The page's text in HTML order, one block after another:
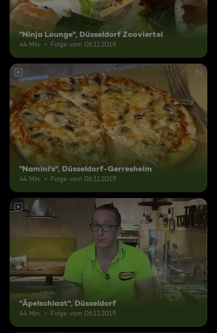
"Ninja Lounge", Düsseldorf Zooviertel
44 Min. Folge vom 06.11.2019
6
"Namini's", Düsseldorf-Gerresheim
44 Min. Folge vom 06.11.2019
6
"Äpelschlaat", Düsseldorf
44 Min. Folge vom 06.11.2019